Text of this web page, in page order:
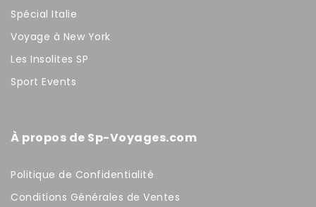
Spécial Italie
Voyage à New York
Les Insolites SP
Sport Events
À propos de Sp-Voyages.com
Politique de Confidentialité
Conditions Générales de Ventes